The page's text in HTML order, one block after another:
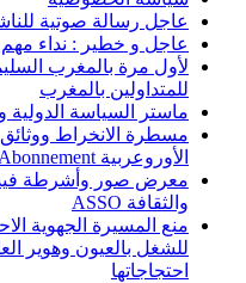
عاجل رسالة صوتية
عاجل و خطير : نداء
لأول مرة بالمغرب
للمتداولين بالمغرب
ماستر السياسة الدولية
مسطرة الانخراط
الأوروعربية Abonnement
معرض صور وأشرطة
والثقافة ASSO
منع المسيرة الجهوية
للشغل بالعيون وهوير
احتجاجاتها